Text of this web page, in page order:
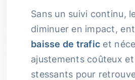
Sans un suivi continu,
diminuer en impact,
baisse de trafic et
ajustements coûteux
stessants pour